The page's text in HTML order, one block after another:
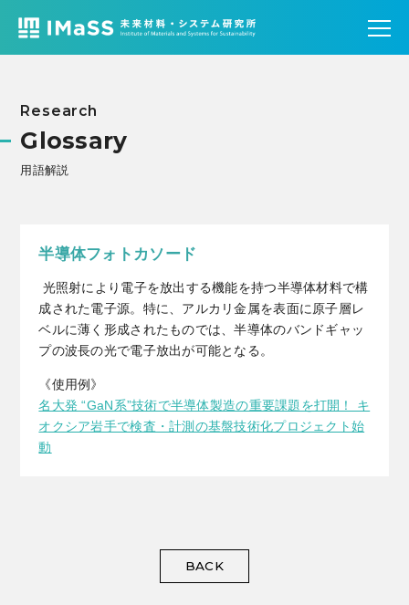
Research
Glossary
用語解説
半導体フォトカソード
光照射により電子を放出する機能を持つ半導体材料で構
成された電子源。特に、アルカリ金属を表面に原子層レ
ベルに薄く形成されたものでは、半導体のバンドギャッ
プの波長の光で電子放出が可能となる。
《使用例》
名大発 “GaN系”技術で半導体製造の重要課題を打開！ キ
オクシア岩手で検査・計測の基盤技術化プロジェクト始
動
BACK